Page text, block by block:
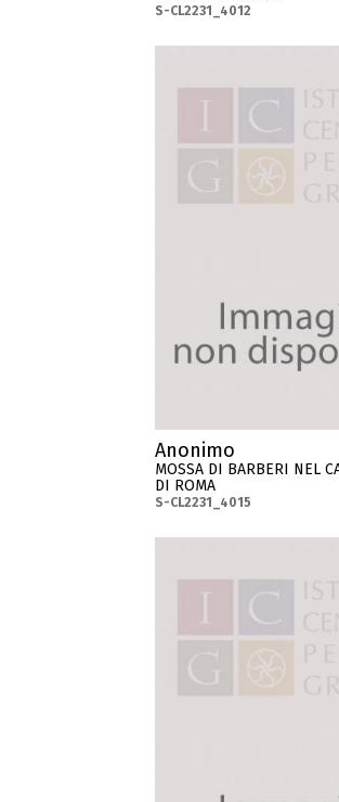
S-CL2231_4012
Anonimo
MOSSA DI BARBERI NEL
DI ROMA
S-CL2231_4015